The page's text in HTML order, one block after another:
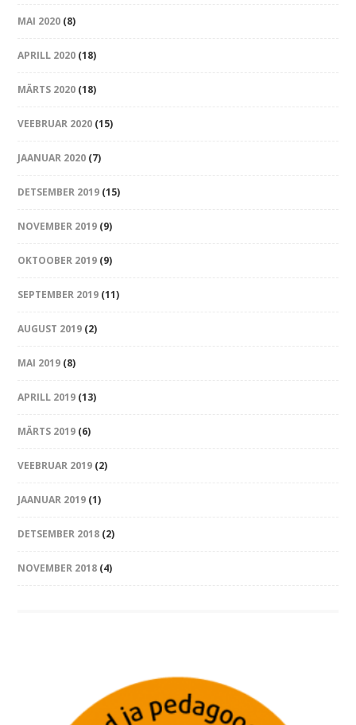
MAI 2020 (8)
APRILL 2020 (18)
MÄRTS 2020 (18)
VEEBRUAR 2020 (15)
JAANUAR 2020 (7)
DETSEMBER 2019 (15)
NOVEMBER 2019 (9)
OKTOOBER 2019 (9)
SEPTEMBER 2019 (11)
AUGUST 2019 (2)
MAI 2019 (8)
APRILL 2019 (13)
MÄRTS 2019 (6)
VEEBRUAR 2019 (2)
JAANUAR 2019 (1)
DETSEMBER 2018 (2)
NOVEMBER 2018 (4)